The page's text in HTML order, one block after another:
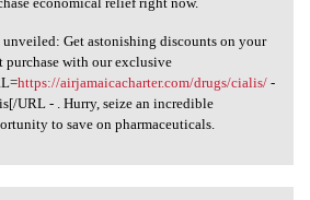
unveiled: Get astonishing discounts on your
purchase with our exclusive
https://airjamaicacharter.com/drugs/cialis/-
URL - . Hurry, seize an incredible
to save on pharmaceuticals.